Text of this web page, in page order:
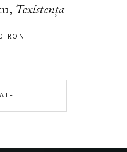
Texistența
RON